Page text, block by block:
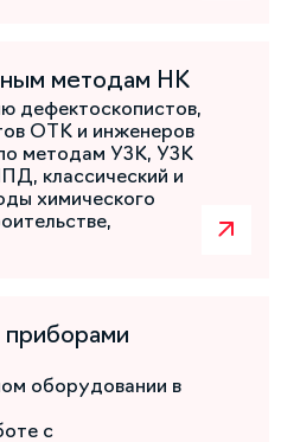
методам НК
дефектоскопистов,
ОТК и инженеров
методам УЗК, УЗК
классический и
химического
оборудовании в
с